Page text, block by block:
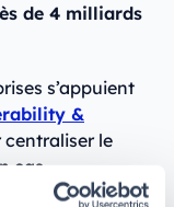
de 4 milliards
s’appuient
&
centraliser le
cas